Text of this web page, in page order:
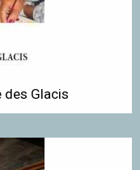
des Glacis